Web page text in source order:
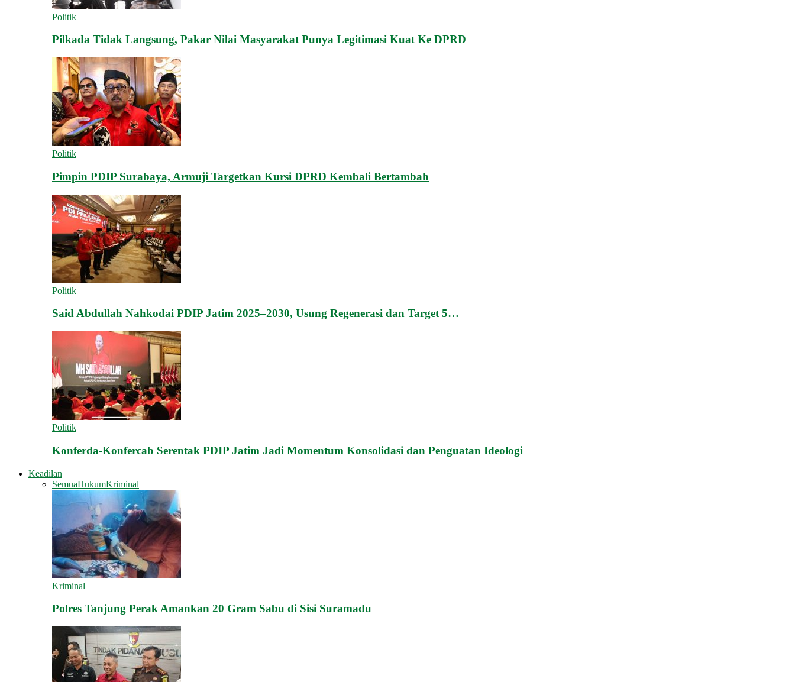
Politik
Pilkada Tidak Langsung, Pakar Nilai Masyarakat Punya Legitimasi Kuat Ke DPRD
Politik
Pimpin PDIP Surabaya, Armuji Targetkan Kursi DPRD Kembali Bertambah
Politik
Said Abdullah Nahkodai PDIP Jatim 2025–2030, Usung Regenerasi dan Target 5…
Politik
Konferda-Konfercab Serentak PDIP Jatim Jadi Momentum Konsolidasi dan Penguatan Ideologi
Keadilan
SemuaHukumKriminal
Kriminal
Polres Tanjung Perak Amankan 20 Gram Sabu di Sisi Suramadu